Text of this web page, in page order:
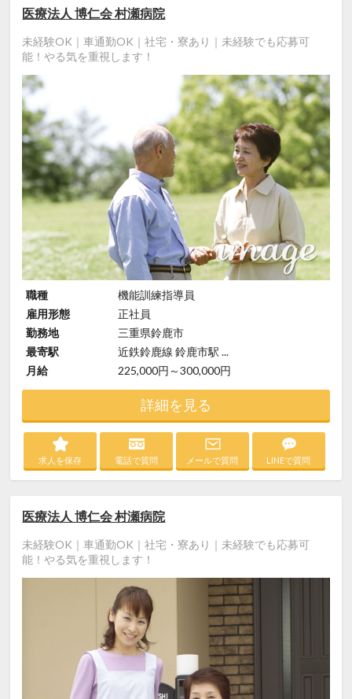
医療法人 博仁会 村瀬病院
未経験OK｜車通勤OK｜社宅・寮あり｜未経験でも応募可
能！やる気を重視します！
職種
機能訓練指導員
雇用形態
正社員
勤務地
三重県鈴鹿市
最寄駅
近鉄鈴鹿線 鈴鹿市駅 ...
月給
225,000円～300,000円
詳細を見る
求人を保存 電話で質問 メールで質問 LINEで質問
医療法人 博仁会 村瀬病院
未経験OK｜車通勤OK｜社宅・寮あり｜未経験でも応募可
能！やる気を重視します！